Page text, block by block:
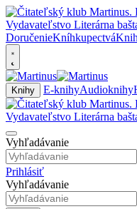
DoručenieKníhkupectvá
Knihy E-knihyAudioknihy
Vyhľadávanie
Prihlásiť
Vyhľadávanie